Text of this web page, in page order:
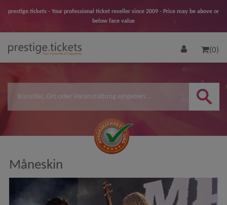
prestige.tickets - Your professional ticket reseller since 2009 - Price may be above or
below face value
(0)
Måneskin